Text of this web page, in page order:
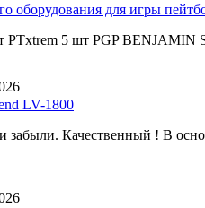
оборудования для игры
PTxtrem 5 шт PGP
LV-1800
Качественный ! В